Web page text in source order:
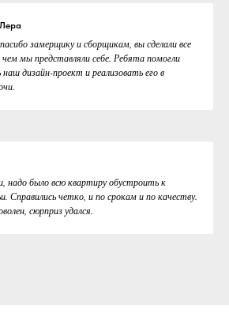
замерщику и сборщикам, вы сделали все
мы представляли себе. Ребята помогли
дизайн-проект и реализовать его в
надо было всю квартиру обустроить к
Справились четко, и по срокам и по качеству.
сюрприз удался.